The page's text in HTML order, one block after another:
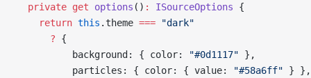
  private
get options () : ISourceOptions {
    return
this .theme === "dark"
      ?
{
          background: { color:
"#0d1117" },
          particles: { color: { value:
"#58a6ff" } },